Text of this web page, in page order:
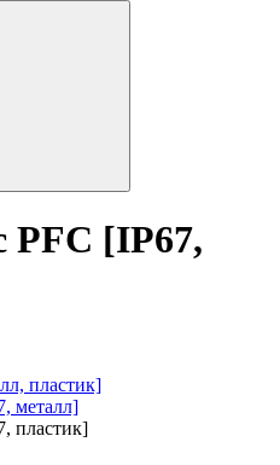
PFC [IP67,
пластик]
металл]
пластик]